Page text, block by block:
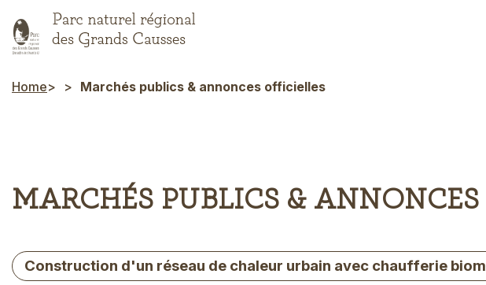
to
main
Breadcrumb
Home Marchés publics & annonces officielles
MARCHÉS PUBLICS &
Construction d'un réseau de chaleur urbain avec chaufferie